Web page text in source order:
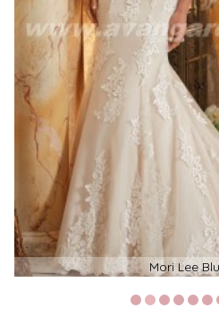
Mori Lee